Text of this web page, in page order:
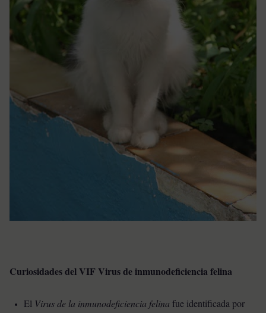
Curiosidades del VIF Virus de inmunodeficiencia felina
El Virus de la inmunodeficiencia felina fue identificada por